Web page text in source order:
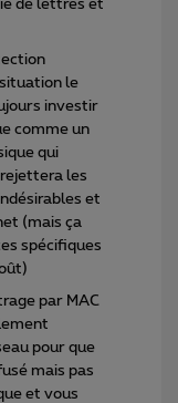
de lettres et
le
investir
comme un
qui
les
et
(mais ça
spécifiques
par MAC
pour que
mais pas
et vous